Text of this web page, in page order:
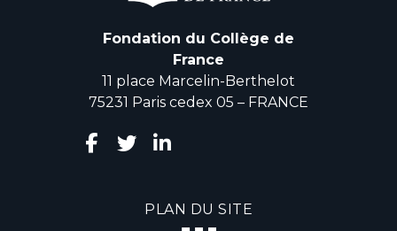
Fondation du Collège de
France
11 place Marcelin-Berthelot
75231 Paris cedex 05 – FRANCE
PLAN DU SITE